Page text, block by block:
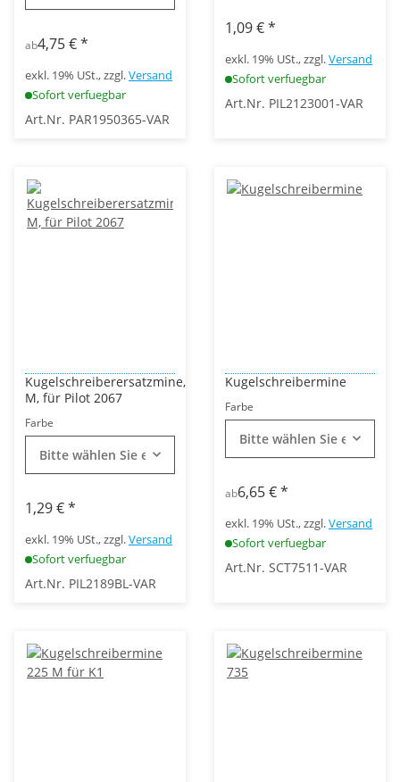
ab4,75 €*
exkl. 19% USt., zzgl.Versand
Sofort verfuegbar
Art.Nr. PAR1950365-VAR
1,09 €*
exkl. 19% USt., zzgl.Versand
Sofort verfuegbar
Art.Nr. PIL2123001-VAR
Kugelschreiberersatzmine,
M, für Pilot 2067
Farbe
Bitte wählen Sie eine Variation.
1,29 €*
exkl. 19% USt., zzgl.Versand
Sofort verfuegbar
Art.Nr. PIL2189BL-VAR
Kugelschreibermine
Farbe
Bitte wählen Sie eine
ab6,65 €*
exkl. 19% USt., zzgl.Versand
Sofort verfuegbar
Art.Nr. SCT7511-VAR